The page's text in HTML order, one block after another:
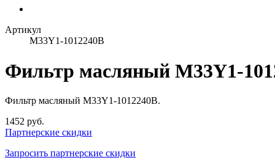
Артикул
M33Y1-1012240B
Фильтр масляный M33Y1-
Фильтр масляный M33Y1-1012240B.
1452 руб.
Партнерские скидки
Запросить партнерские скидки